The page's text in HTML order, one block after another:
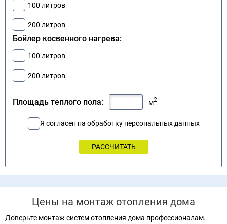
100 литров
200 литров
Бойлер косвенного нагрева:
100 литров
200 литров
Площадь теплого пола: м2
Я согласен на обработку персональных данных
Цены на монтаж отопления дома
Доверьте монтаж систем отопления дома профессионалам.